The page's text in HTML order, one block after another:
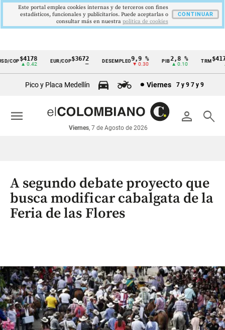
Cintillo
económicos
Colombia
COP$4178
▲ 0.42
EUR/COP$3672 DESEMPLEO 9,9 %
▼ 0.30
PIB2,8 %
▲ 0.10
TRM
▲
Pico y Placa Medellín Viernes 7 y 9 7 y 9
person search
Viernes, 7 de Agosto de 2026
menu
A segundo debate proyecto que
busca modificar cabalgata de la
Feria de las Flores
Este portal emplea cookies internas y de terceros con fines
estadísticos, funcionales y publicitarios. Puede aceptarlas o
consultar más en nuestra politica de cookies
CONTINUAR